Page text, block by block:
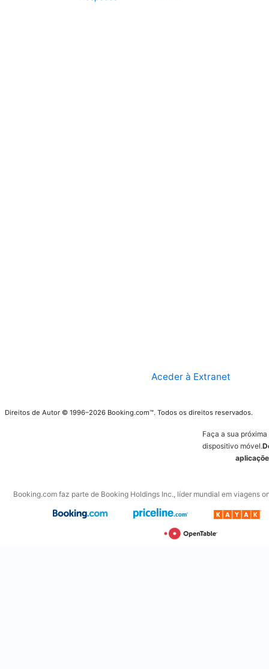
Aceder à Extranet
Direitos de Autor © 1996–2026 Booking.com™. Todos os direitos reservados.
Faça a sua
dispositivo móvel.
Booking.com faz parte de Booking Holdings Inc., líder mundial em viagens